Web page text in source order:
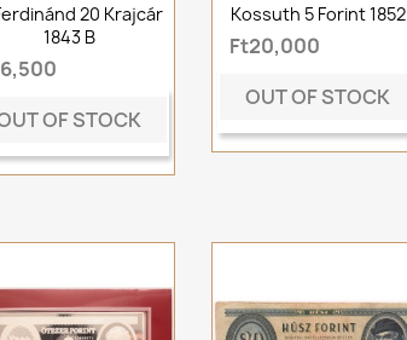
20 Krajcár
1843 B
OF STOCK
Kossuth 5 Forint 1852
Ft20,000
OUT OF STOCK